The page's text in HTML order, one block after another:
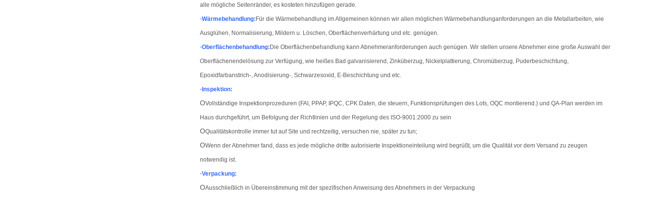
alle mögliche Seitenränder, es kosteten hinzufügen gerade.
·Wärmebehandlung: Für die Wärmebehandlung im Allgemeinen können wir allen möglichen Wärmebehandlunganforderungen an die Metallarbeiten, wie
Ausglühen, Normalisierung, Mildern u. Löschen, Oberflächenverhärtung und etc. genügen.
·Oberflächenbehandlung: Die Oberflächenbehandlung kann Abnehmeranforderungen auch genügen. Wir stellen unsere Abnehmer eine große Auswahl der
Oberflächenendelösung zur Verfügung, wie heißes Bad galvanisierend, Zinküberzug, Nickelplattierung, Chromüberzug, Puderbeschichtung,
Epoxidfarbanstrich-, Anodisierung-, Schwarzesoxid, E-Beschichtung und etc.
· Inspektion:
OVollständige Inspektionprozeduren (FAI, PPAP, IPQC, CPK Daten, die steuern, Funktionsprüfungen des Lots, OQC montierend.) und QA-Plan werden im
Haus durchgeführt, um Befolgung der Richtlinien und der Regelung des ISO-9001:2000 zu sein
OQualitätskontrolle immer tut auf Site und rechtzeitig, versuchen nie, später zu tun;
OWenn der Abnehmer fand, dass es jede mögliche dritte autorisierte Inspektioneinteilung wird begrüßt, um die Qualität vor dem Versand zu zeugen
notwendig ist.
·Verpackung:
OAusschließlich in Übereinstimmung mit der spezifischen Anweisung des Abnehmers in der Verpackung